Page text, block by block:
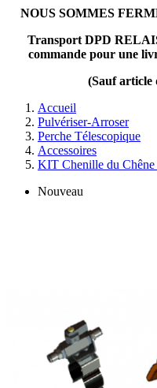
NOUS SOMMES
Transport DPD
commande pour une
(Sauf article
Accueil
Pulvériser-Arroser
Perche Télescopique
Accessoires
KIT Chenille du Chêne
Nouveau